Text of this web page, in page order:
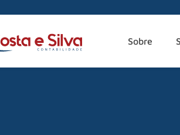
Sobre